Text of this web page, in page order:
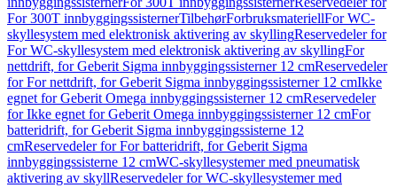
For 300T innbyggingssisternerTilbehørForbruksmateriellFor WC-
skyllesystem med elektronisk aktivering av skyllingReservedeler for
For WC-skyllesystem med elektronisk aktivering av skyllingFor
nettdrift, for Geberit Sigma innbyggingssisterner 12 cmReservedeler
for For nettdrift, for Geberit Sigma innbyggingssisterner 12 cmIkke
egnet for Geberit Omega innbyggingssisterner 12 cmReservedeler
for Ikke egnet for Geberit Omega innbyggingssisterner 12 cmFor
batteridrift, for Geberit Sigma innbyggingssisterne 12
cmReservedeler for For batteridrift, for Geberit Sigma
innbyggingssisterne 12 cmWC-skyllesystemer med pneumatisk
aktivering av skyllReservedeler for WC-skyllesystemer med